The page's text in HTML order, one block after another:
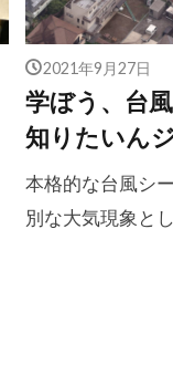
2021年9月27日
学ぼう、台
知りたいんジ
本格的な台風シ
別な大気現象と